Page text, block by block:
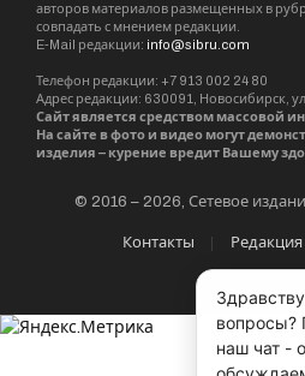
авторов материалов размещенных в
совпадать с мнением редакции.
E-Mail редакции: info@sibru.com
Телефон редакции: +7 913 002 24 80
Адрес редакции: 630091, Новосибирск,
Сайт является средством массовой
На сайте в фото и видео могут
изделия – курение вредит Вашему
© 2016 – 2026, Сетевое
Контакты Редакция
вопросы?
наш чат -